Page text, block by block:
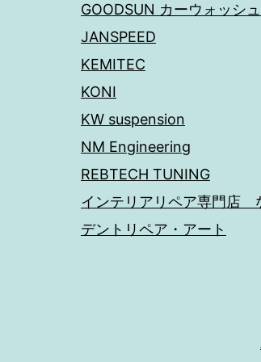
GOODSUN カーウォッシュ
JANSPEED
KEMITEC
KONI
KW suspension
NM Engineering
REBTECH TUNING
インテリアリペア専門店
デントリペア・アート